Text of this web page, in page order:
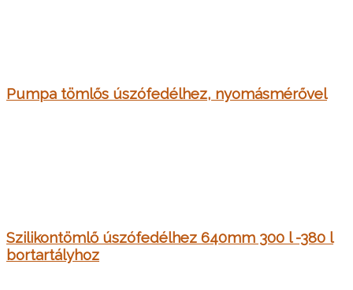
Pumpa tömlős úszófedélhez, nyomásmérővel
Szilikontömlő úszófedélhez 640mm 300 l -380 l
bortartályhoz